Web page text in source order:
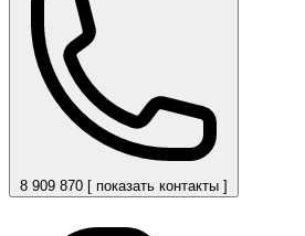
8 909 870 [ показать контакты ]